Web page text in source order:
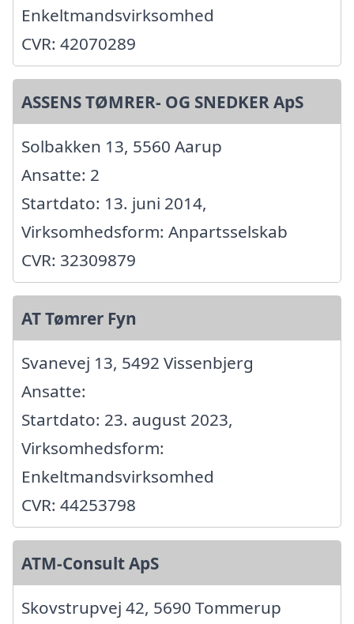
Enkeltmandsvirksomhed
CVR: 42070289
ASSENS TØMRER- OG SNEDKER ApS
Solbakken 13, 5560 Aarup
Ansatte: 2
Startdato: 13. juni 2014,
Virksomhedsform: Anpartsselskab
CVR: 32309879
AT Tømrer Fyn
Svanevej 13, 5492 Vissenbjerg
Ansatte:
Startdato: 23. august 2023,
Virksomhedsform:
Enkeltmandsvirksomhed
CVR: 44253798
ATM-Consult ApS
Skovstrupvej 42, 5690 Tommerup